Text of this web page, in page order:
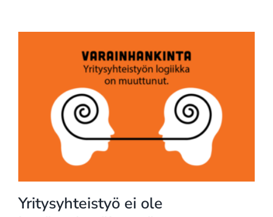
Yritysyhteistyö ei ole